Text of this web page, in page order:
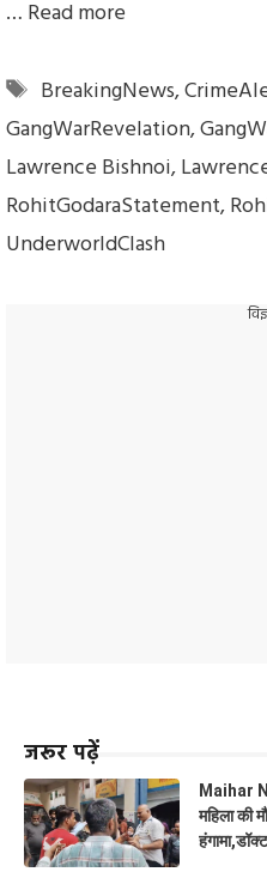
… Read more
Tags
BreakingNews,
GangWarRevelation,
Lawrence Bishnoi,
RohitGodaraStatement,
UnderworldClash
जरूर पढ़ें
Maihar
महिला की